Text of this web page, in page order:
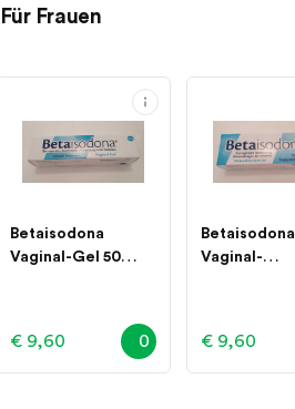
Für Frauen
Betaisodona
Vaginal-Gel 50
€ 9,60 0
Betaisodona
Vaginal-
€ 9,60